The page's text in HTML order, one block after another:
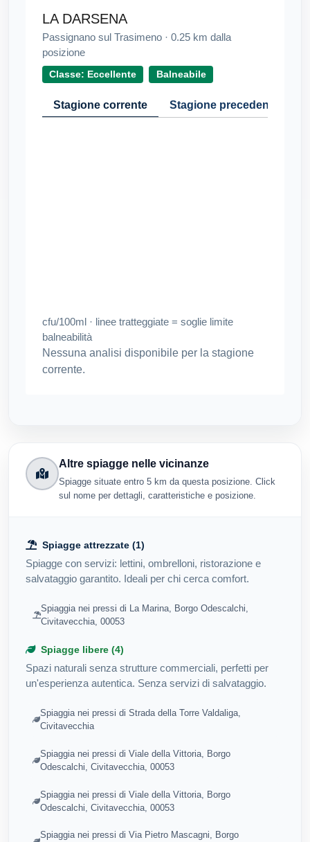
LA DARSENA
Passignano sul Trasimeno · 0.25 km dalla
posizione
Classe: Eccellente Balneabile
Stagione corrente Stagione precedente
cfu/100ml · linee tratteggiate = soglie limite
balneabilità
Nessuna analisi disponibile per la stagione
corrente.
Altre spiagge nelle vicinanze
Spiagge situate entro 5 km da questa posizione. Click
sul nome per dettagli, caratteristiche e posizione.
Spiagge attrezzate (1)
Spiagge con servizi: lettini, ombrelloni, ristorazione e
salvataggio garantito. Ideali per chi cerca comfort.
Spiaggia nei pressi di La Marina, Borgo Odescalchi,
Civitavecchia, 00053
Spiagge libere (4)
Spazi naturali senza strutture commerciali, perfetti per
un'esperienza autentica. Senza servizi di salvataggio.
Spiaggia nei pressi di Strada della Torre Valdaliga,
Civitavecchia
Spiaggia nei pressi di Viale della Vittoria, Borgo
Odescalchi, Civitavecchia, 00053
Spiaggia nei pressi di Viale della Vittoria, Borgo
Odescalchi, Civitavecchia, 00053
Spiaggia nei pressi di Via Pietro Mascagni, Borgo